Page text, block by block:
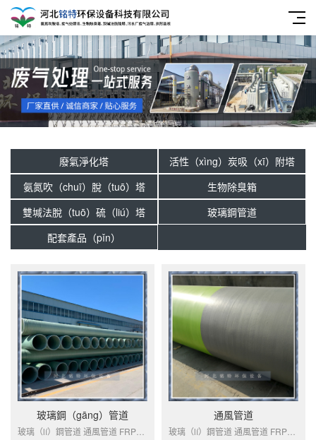
廢氣淨化塔
活性（xìng）炭吸（xī）附塔
氨氮吹（chuī）脫（tuō）塔
生物除臭箱
雙堿法脫（tuō）硫（liú）塔
玻璃鋼管道
配套產品（pǐn）
玻璃鋼（gāng）管道 通風管道